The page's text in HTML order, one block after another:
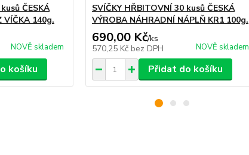
ČESKÁ
VÍČKA 140g.
NOVĚ skladem
košíku
SVÍČKY HŘBITOVNÍ 30 kusů ČESKÁ
VÝROBA NÁHRADNÍ NÁPLŇ KR1 100g.
690,00 Kč/ks
570,25 Kč bez DPH NOVĚ skladem
Přidat do košíku